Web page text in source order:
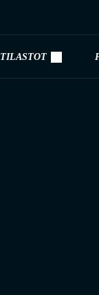
TILASTOT